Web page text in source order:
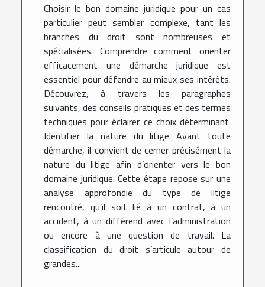
Choisir le bon domaine juridique pour un cas
particulier peut sembler complexe, tant les
branches du droit sont nombreuses et
spécialisées. Comprendre comment orienter
efficacement une démarche juridique est
essentiel pour défendre au mieux ses intérêts.
Découvrez, à travers les paragraphes
suivants, des conseils pratiques et des termes
techniques pour éclairer ce choix déterminant.
Identifier la nature du litige Avant toute
démarche, il convient de cerner précisément la
nature du litige afin d’orienter vers le bon
domaine juridique. Cette étape repose sur une
analyse approfondie du type de litige
rencontré, qu’il soit lié à un contrat, à un
accident, à un différend avec l’administration
ou encore à une question de travail. La
classification du droit s’articule autour de
grandes...